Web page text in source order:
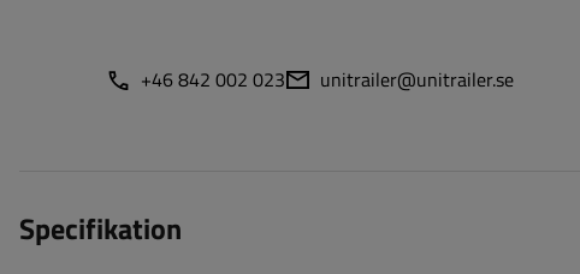
+46 842 002 023 unitrailer@unitrailer.se
Specifikation